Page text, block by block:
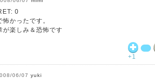
0
怖かったです。
が楽しみ＆恐怖です
+1
06/07 yuki